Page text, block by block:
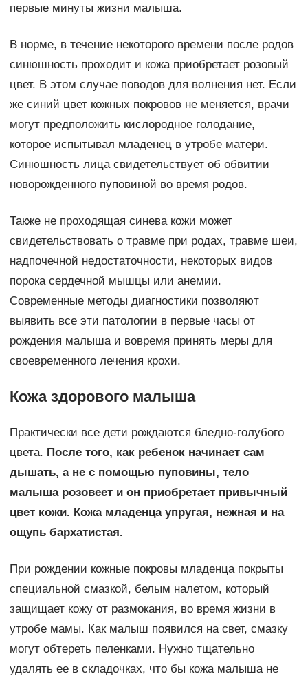
первые минуты жизни малыша.
В норме, в течение некоторого времени после родов
синюшность проходит и кожа приобретает розовый
цвет. В этом случае поводов для волнения нет. Если
же синий цвет кожных покровов не меняется, врачи
могут предположить кислородное голодание,
которое испытывал младенец в утробе матери.
Синюшность лица свидетельствует об обвитии
новорожденного пуповиной во время родов.
Также не проходящая синева кожи может
свидетельствовать о травме при родах, травме шеи,
надпочечной недостаточности, некоторых видов
порока сердечной мышцы или анемии.
Современные методы диагностики позволяют
выявить все эти патологии в первые часы от
рождения малыша и вовремя принять меры для
своевременного лечения крохи.
Кожа здорового малыша
Практически все дети рождаются бледно-голубого
цвета. После того, как ребенок начинает сам
дышать, а не с помощью пуповины, тело
малыша розовеет и он приобретает привычный
цвет кожи. Кожа младенца упругая, нежная и на
ощупь бархатистая.
При рождении кожные покровы младенца покрыты
специальной смазкой, белым налетом, который
защищает кожу от размокания, во время жизни в
утробе мамы. Как малыш появился на свет, смазку
могут обтереть пеленками. Нужно тщательно
удалять ее в складочках, что бы кожа малыша не